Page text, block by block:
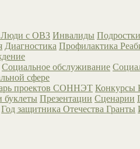
Люди с ОВЗ Инвалиды Подростки
Диагностика Профилактика
Социальное обслуживание
сфере
проектов СОННЭТ Конкурсы
буклеты Презентации Сценарии
Год защитника ОтечестваГранты